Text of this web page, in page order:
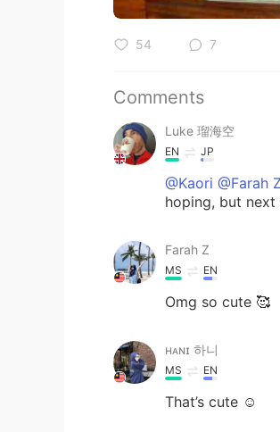
54 7
Comments
Luke 瑠海空
EN JP
@Kaori @Farah
hoping, but
Farah Z
MS EN
Omg so cute 🥰
ʜᴀɴɪ 하니
MS EN
That’s cute ☺️